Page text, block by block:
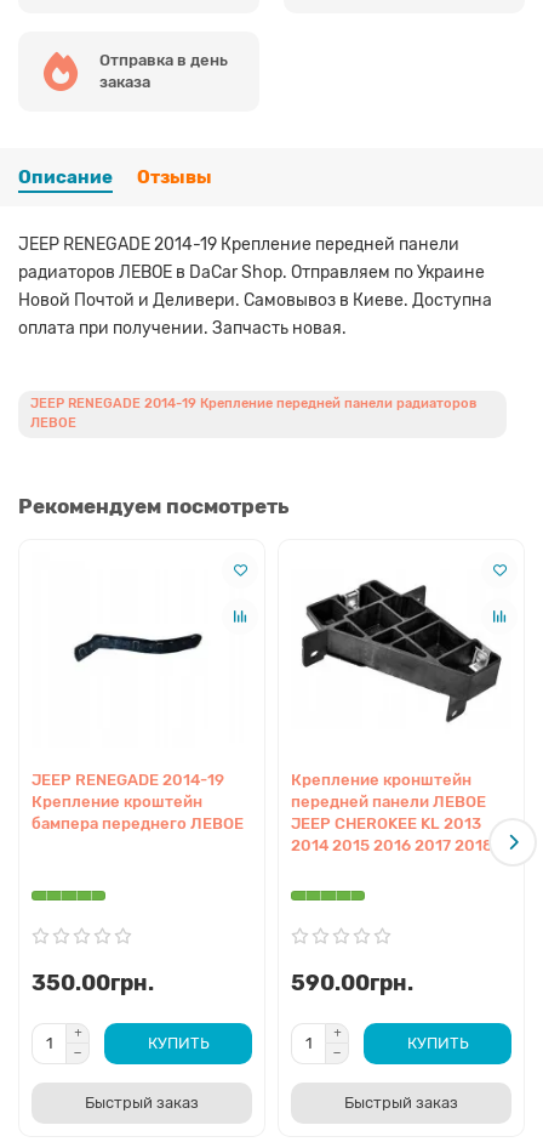
Отправка в день
заказа
Описание Отзывы
JEEP RENEGADE 2014-19 Крепление передней панели
радиаторов ЛЕВОЕ в DaCar Shop. Отправляем по Украине
Новой Почтой и Деливери. Самовывоз в Киеве. Доступна
оплата при получении. Запчасть новая.
JEEP RENEGADE 2014-19 Крепление передней панели радиаторов
ЛЕВОЕ
Рекомендуем посмотреть
JEEP RENEGADE 2014-19
Крепление кроштейн
бампера переднего ЛЕВОЕ
350.00грн.
КУПИТЬ
Быстрый заказ
Крепление кронштейн
передней панели ЛЕВОЕ
JEEP CHEROKEE KL 2013
2014 2015 2016 2017 2018
590.00грн.
КУПИТЬ
Быстрый заказ